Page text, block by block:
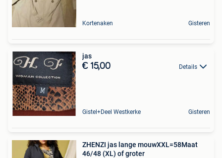
Kortenaken Gisteren
jas
€ 15,00 Details
Gistel+Deel Westkerke Gisteren
ZHENZI jas lange mouwXXL=58Maat
46/48 (XL) of groter